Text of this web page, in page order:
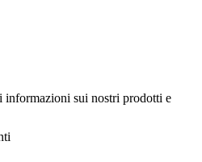
informazioni sui nostri prodotti e